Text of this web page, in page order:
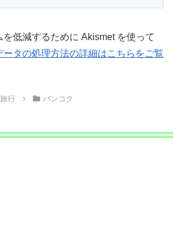
を低減するために Akismet を使って
ータの処理方法の詳細はこちらをご覧
行 バンコク